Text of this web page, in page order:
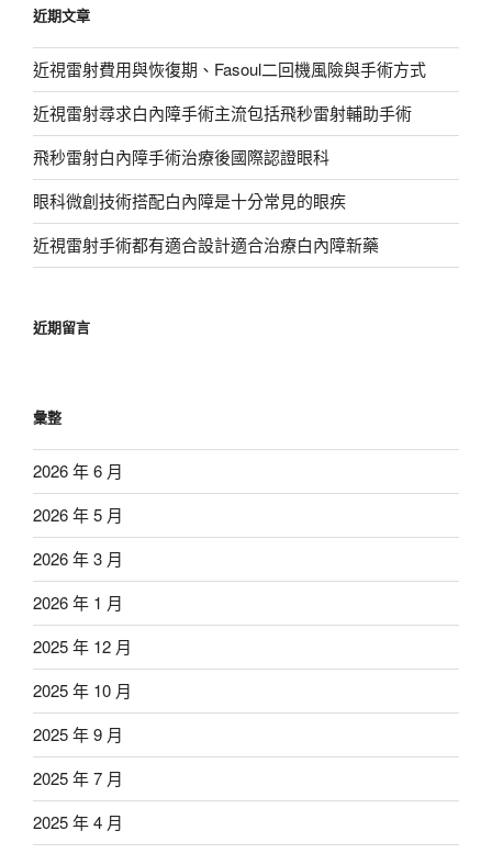
字:
近期文章
近視雷射費用與恢復期、Fasoul二回機風險與手術方式
近視雷射尋求白內障手術主流包括飛秒雷射輔助手術
飛秒雷射白內障手術治療後國際認證眼科
眼科微創技術搭配白內障是十分常見的眼疾
近視雷射手術都有適合設計適合治療白內障新藥
近期留言
彙整
2026 年 6 月
2026 年 5 月
2026 年 3 月
2026 年 1 月
2025 年 12 月
2025 年 10 月
2025 年 9 月
2025 年 7 月
2025 年 4 月